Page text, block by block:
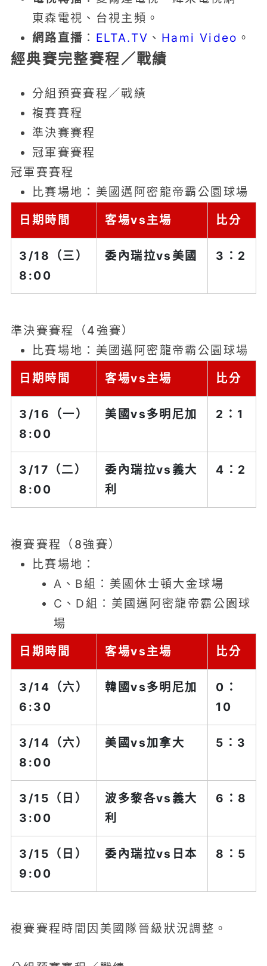
東森電視、台視主頻。
網路直播 ： ELTA.TV 、 Hami Video 。
經典賽完整賽程／戰績
分組預賽賽程／戰績
複賽賽程
準決賽賽程
冠軍賽賽程
冠軍賽賽程
比賽場地：美國邁阿密龍帝霸公園球場
日期時間
客場vs主場 比分
3/18（三）
8:00
委內瑞拉vs美國 3：2
準決賽賽程
（4強賽）
比賽場地：美國邁阿密龍帝霸公園球場
日期時間
客場vs主場 比分
3/16（一）
8:00
美國vs多明尼加 2：1
3/17（二）
8:00
委內瑞拉vs義大
利
4：2
複賽賽程（8強賽）
比賽場地：
A、B組：美國休士頓大金球場
C、D組：美國邁阿密龍帝霸公園球
場
日期時間
客場vs主場 比分
3/14（六）
6:30
韓國vs多明尼加
0：
10
3/14（六）
8:00
美國vs加拿大 5：3
3/15（日）
3:00
波多黎各vs 義大
利
6：8
3/15（日）
9:00
委內瑞拉vs日本 8：5
複賽賽程時間因美國隊晉級狀況調整。